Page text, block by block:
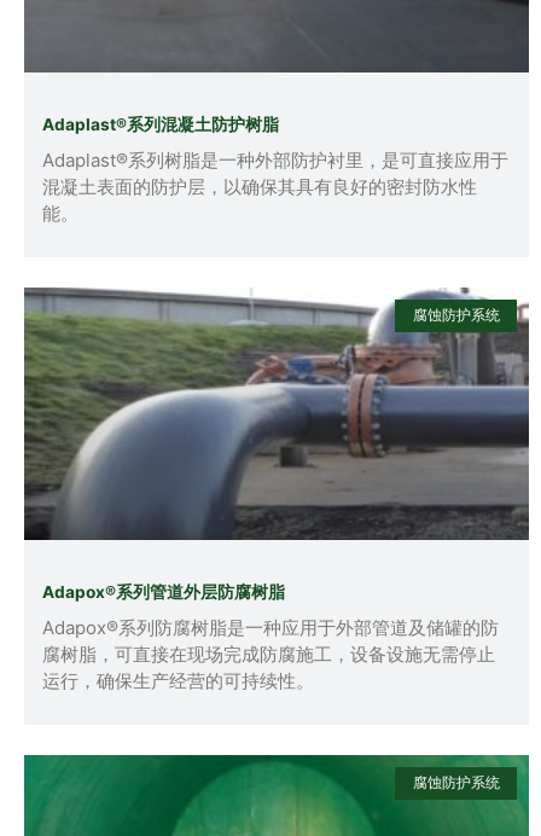
Adaplast®系列混凝土防护树脂
Adaplast®系列树脂是一种外部防护衬里，是可直接应用于
混凝土表面的防护层，以确保其具有良好的密封防水性
能。
腐蚀防护系统
Adapox®系列管道外层防腐树脂
Adapox®系列防腐树脂是一种应用于外部管道及储罐的防
腐树脂，可直接在现场完成防腐施工，设备设施无需停止
运行，确保生产经营的可持续性。
腐蚀防护系统